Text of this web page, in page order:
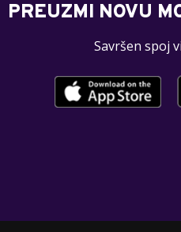
PREUZMI NOVU
Savršen spoj